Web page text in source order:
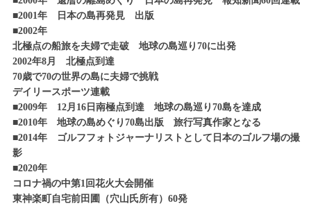
'22/03/28
第8弾 山口県周防大島 みかん鍋
'22/02/28
日本のご島地グルメ
第7弾 与那国島 ヤシガニの姿蒸し
'22/02/27
日本のご島地グルメ
第6弾 西表島 ガサミパスタ
日本のご島地グルメ
第5弾 小浜島 チューリップそば
第10弾 小樽カントリー倶楽部
日本のゴルフ場
第9弾 札幌 早来カントリー倶楽部
・'15/11/01
日本のゴルフ場
第8弾 福島 ボナリ高原ゴルフクラブ
・'15/10/01
日本のゴルフ場
日本のゴルフ場
第6弾 朝霧ジャンボリーカントリークラブ
（Phu Quoc）
地球の島巡り
62島目 2009年3月 オランダ領 セントマーチ
ン島（Saint Martin）
'2009
地球の島巡り
61島目 2009年1月 メキシコ イスラ・ムヘー
レス島（Mexico）
島（Easter Island）
■2001年 日本の島再発見 出版
■2002年
北極点の船旅を夫婦で走破 地球の島巡り70に出発
2002年8月 北極点到達
70歳で70の世界の島に夫婦で挑戦
デイリースポーツ連載
■2009年 12月16日南極点到達 地球の島巡り70島を達成
■2010年 地球の島めぐり70島出版 旅行写真作家となる
■2014年 ゴルフフォトジャーナリストとして日本のゴルフ場の撮
影
■2020年
コロナ禍の中第1回花火大会開催
東神楽町自宅前田圃（穴山氏所有）60発